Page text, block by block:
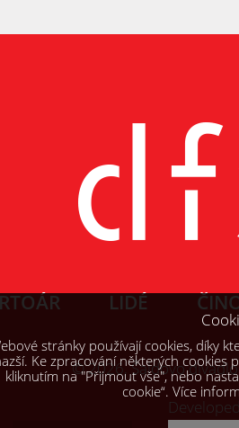
LIDÉ
© 2026, Šaldovo
stránky používají cookies, díky
Ke zpracování některých cookies
kliknutím na "Přijmout vše", nebo
cookie“. Více